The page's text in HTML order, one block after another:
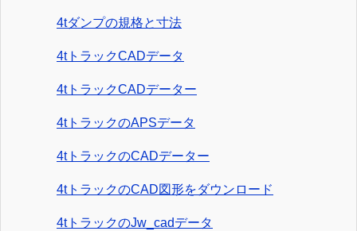
4tダンプの規格と寸法
4tトラックCADデータ
4tトラックCADデーター
4tトラックのAPSデータ
4tトラックのCADデーター
4tトラックのCAD図形をダウンロード
4tトラックのJw_cadデータ